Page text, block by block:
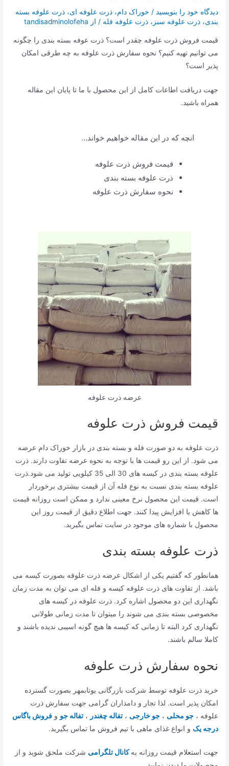
دیدگاه‌ خود را بنویسید / خوراک دام،ذرت علوفه ای،ذرت علوفه بسته
بندی،ذرت علوفه سبز ،ذرت علوفه فله / از tandisadminolofeha
قیمت فروش ذرت علوفه چقدر است؟ ذرت عوفه بسته بندی را چگونه
می توانیم تهیه کنیم؟ نحوه سفارش ذرت علوفه به چه طرقی امکان
پذیر است؟
جهت دریافت اطاعات کامل از این محصول با ما تا پایان این مقاله
همراه باشید.
انچه که در این مقاله خواهیم خواند…
قیمت فروش ذرت علوفه
ذرت علوفه بسته بندی
نحوه سفارش ذرت علوفه
عرضه ذرت علوفه
قیمت فروش ذرت علوفه
ذرت علوفه به دو صورت فله و بسته بندی در بازار خوراک دام عرضه
می شود. از این رو قیمت ها با توجه به نحوه عرضه تفاوت دارند. ذرت
علوفه بسته بندی در کیسه های 30 الی 35 کیلویی تولید می شود.ذرت
علوفه بسته بندی نسبت به نوع فله آن از قیمت بیشتری برخوردار
است. قیمت این محصول نرخ معینی ندارد و ممکن است روزانه قیمت
ها کاهش یا افزایش پیدا کنند. جهت اطلاع دقیق از قیمت روز این
محصول با شماره های موجود در سایت تماس بگیرید.
ذرت علوفه بسته بندی
همانطور که گفتیم یکی از اشکال عرضه ذرت علوفه بصورت کیسه می
باشد. از تفاوت های ذرت علوفه کیسه و فله ای می توان به مدت زمان
نگهداری این دو محصول اشاره کرد. ذرت علوفه در کیسه های
مخصوصی بسته بندی می شوند را میتوان تا مدت زمانی طولانی
نگهداری کرد البته تا زمانی که کیسه ها هیچ گونه اسیبی ندیده باشند و
کاملا سالم باشند.
نحوه سفارش ذرت علوفه
خرید ذرت علوفه توسط شرکت بازرگانی یوتابمهر بصورت گسترده
امکان پذیر است. لذا تجار و دامداران گرامی جهت سفارش ذرت
علوفه ،جو محلی ،جو خارجی ،تفاله چغندر ،تفاله جو وفروش باگاس
درجه یک و انواع غذای ماهی با تیم فروش ما تماس بگیرید.
جهت استعلام قیمت روزانه بهکانال تلگرامی شرکت ملحق شوید و از